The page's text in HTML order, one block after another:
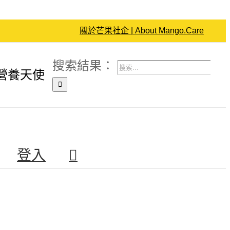
關於芒果社企 | About Mango.Care
養天使
搜索結果：
登入